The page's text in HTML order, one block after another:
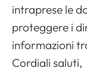
intraprese le
proteggere i
informazioni
Cordiali saluti,